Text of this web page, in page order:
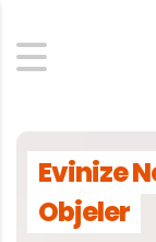
Search
Evinize
Objeler